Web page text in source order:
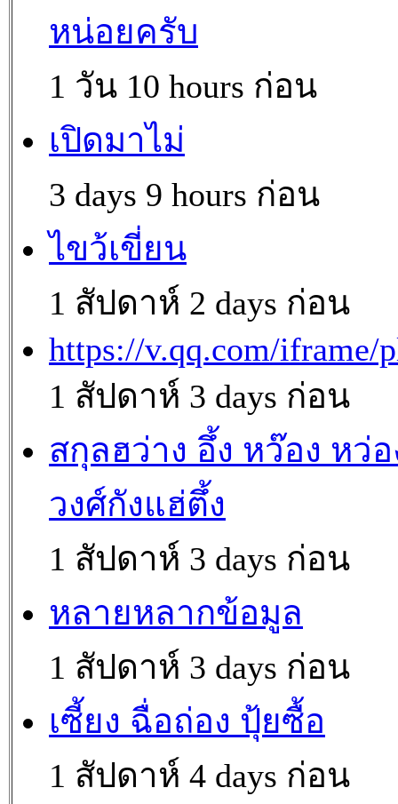
หน่อยครับ
1 วัน 10 hours ก่อน
เปิดมาไม่
3 days 9 hours ก่อน
ไขว้เขี่ยน
1 สัปดาห์ 2 days ก่อน
https://v.qq.com/iframe/
1 สัปดาห์ 3 days ก่อน
สกุลฮว่าง อึ้ง หว๊อง หว่อ
วงศ์กังแฮ่ตึ้ง
1 สัปดาห์ 3 days ก่อน
หลายหลากข้อมูล
1 สัปดาห์ 3 days ก่อน
เซี้ยง ฉื่อถ่อง ปุ้ยซื้อ
1 สัปดาห์ 4 days ก่อน